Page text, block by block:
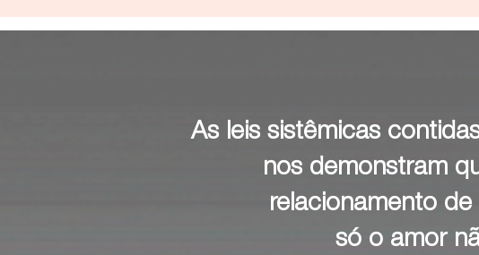
As leis sistêmicas
nos demonstram
relacionamento
só o amor